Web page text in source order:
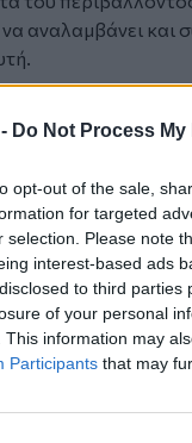
Do Not Process
opt-out of the sale,
for targeted
selection. Please note
interest-based ads
to third
of your personal
This information may
Participants that may
αναλαμβάνει και
να αντιμετωπιστεί
της
κοινωνία τα
σε επώδυνες
Αρχίζει επίσης
αδιέξοδο και να
δεν
διεθνής κρίση και
ως καταλύτης
για τις
διοίκηση,